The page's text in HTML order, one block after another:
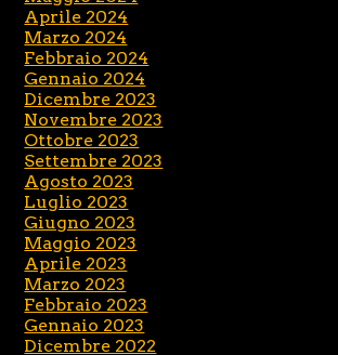
Aprile 2024
Marzo 2024
Febbraio 2024
Gennaio 2024
Dicembre 2023
Novembre 2023
Ottobre 2023
Settembre 2023
Agosto 2023
Luglio 2023
Giugno 2023
Maggio 2023
Aprile 2023
Marzo 2023
Febbraio 2023
Gennaio 2023
Dicembre 2022